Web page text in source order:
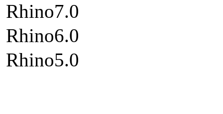
Rhino7.0
Rhino6.0
Rhino5.0